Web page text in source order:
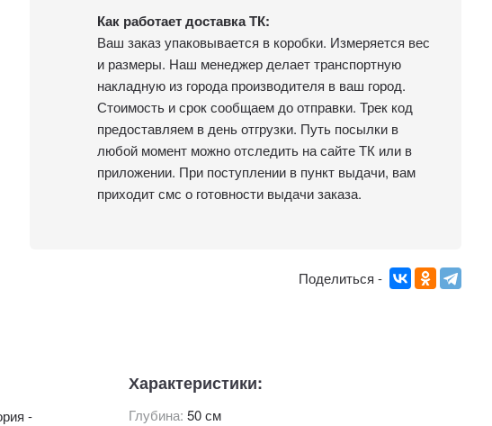
Как работает доставка ТК:
Ваш заказ упаковывается в коробки. Измеряется вес
и размеры. Наш менеджер делает транспортную
накладную из города производителя в ваш город.
Стоимость и срок сообщаем до отправки. Трек код
предоставляем в день отгрузки. Путь посылки в
любой момент можно отследить на сайте ТК или в
приложении. При поступлении в пункт выдачи, вам
приходит смс о готовности выдачи заказа.
Поделиться -
-
Характеристики:
Глубина: 50 см